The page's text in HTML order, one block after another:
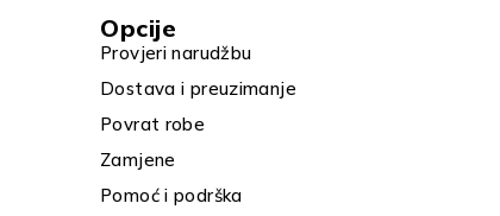
Opcije
Provjeri narudžbu
Dostava i preuzimanje
Povrat robe
Zamjene
Pomoć i podrška